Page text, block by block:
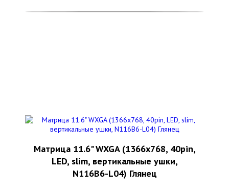
Матрица 11.6" WXGA (1366x768, 40pin,
LED, slim, вертикальные ушки,
N116B6-L04) Глянец